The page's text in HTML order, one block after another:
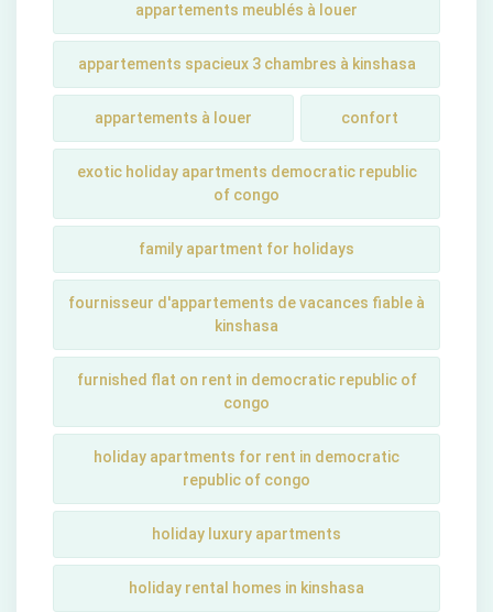
appartements meublés à louer
appartements spacieux 3 chambres à kinshasa
appartements à louer confort
exotic holiday apartments democratic republic
of congo
family apartment for holidays
fournisseur d'appartements de vacances fiable à
kinshasa
furnished flat on rent in democratic republic of
congo
holiday apartments for rent in democratic
republic of congo
holiday luxury apartments
holiday rental homes in kinshasa